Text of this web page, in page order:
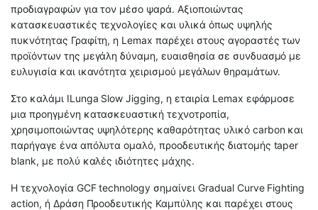
προδιαγραφών για τον μέσο ψαρά. Αξιοποιώντας
κατασκευαστικές τεχνολογίες και υλικά όπως υψηλής
πυκνότητας Γραφίτη, η Lemax παρέχει στους αγοραστές των
προϊόντων της μεγάλη δύναμη, ευαισθησία σε συνδυασμό με
ευλυγισία και ικανότητα χειρισμού μεγάλων θηραμάτων.
Στο καλάμι ILunga Slow Jigging, η εταιρία Lemax εφάρμοσε
μια προηγμένη κατασκευαστική τεχνοτροπία,
χρησιμοποιώντας υψηλότερης καθαρότητας υλικό carbon και
παρήγαγε ένα απόλυτα ομαλό, προοδευτικής διατομής taper
blank, με πολύ καλές ιδιότητες μάχης.
Η τεχνολογία GCF technology σημαίνει Gradual Curve Fighting
action, ή Δράση Προοδευτικής Καμπύλης και παρέχει στους